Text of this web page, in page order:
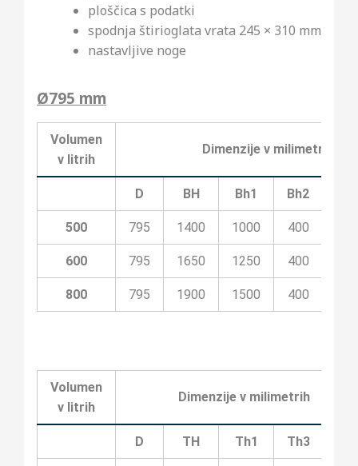
ploščica s podatki
spodnja štirioglata vrata 245 × 310 mm
nastavljive noge
Ø795 mm
Volumen
v litrih
Dimenzije v milimetrih
D BH Bh1 Bh2
500 795 1400 1000 400
600 795 1650 1250 400
800 795 1900 1500 400
Volumen
v litrih
Dimenzije v milimetrih
D TH Th1 Th3